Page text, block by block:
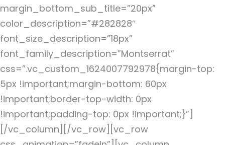
margin_bottom_sub_title=”20px”
color_description=”#282828″
font_size_description=”18px”
font_family_description=”Montserrat”
css=”.vc_custom_1624007792978{margin-top:
5px !important;margin-bottom: 60px
!important;border-top-width: 0px
!important;padding-top: 0px !important;}”]
[/vc_column][/vc_row][vc_row